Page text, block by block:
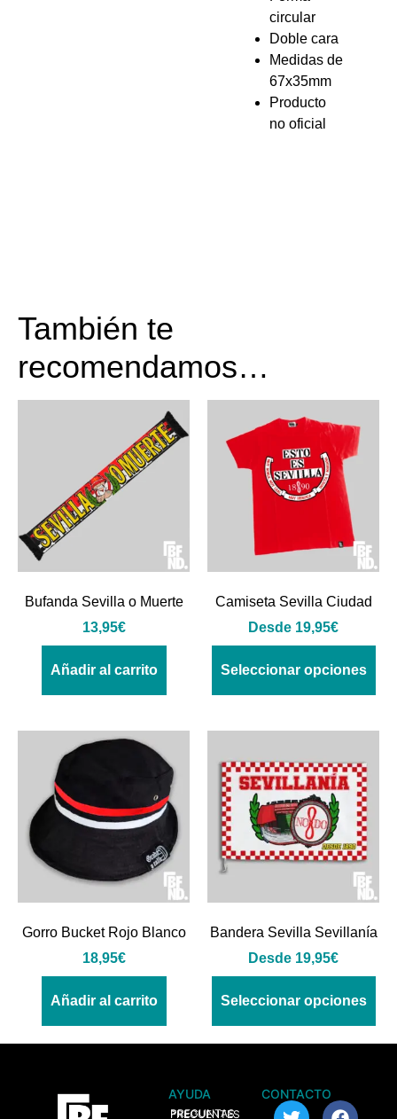
circular
Doble cara
Medidas de
67x35mm
Producto
no oficial
También te
recomendamos…
Bufanda Sevilla o Muerte
13,95€
Añadir al carrito
Camiseta Sevilla Ciudad
Desde 19,95€
Seleccionar opciones
Gorro Bucket Rojo Blanco
18,95€
Añadir al carrito
Bandera Sevilla Sevillanía
Desde 19,95€
Seleccionar opciones
AYUDA
> PREGUNTAS FRECUENTES
CONTACTO